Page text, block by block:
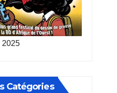
2025
Catégories